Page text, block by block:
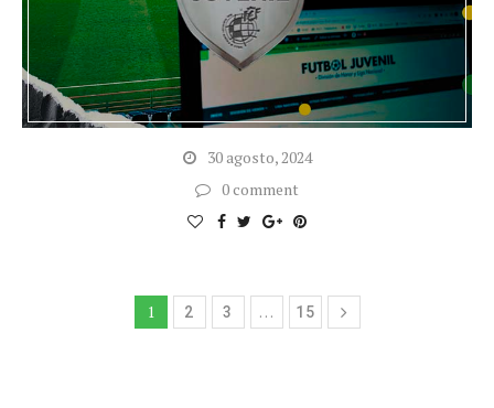
30 agosto, 2024
0 comment
1 2 3 … 15